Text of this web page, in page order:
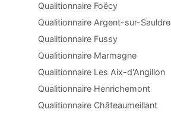
Qualitionnaire Foëcy
Qualitionnaire Argent-sur-Sauldre
Qualitionnaire Fussy
Qualitionnaire Marmagne
Qualitionnaire Les Aix-d'Angillon
Qualitionnaire Henrichemont
Qualitionnaire Châteaumeillant